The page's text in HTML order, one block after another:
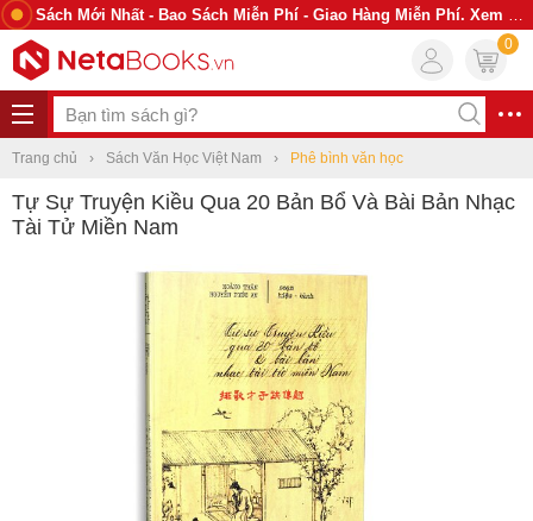
Sách Mới Nhất - Bao Sách Miễn Phí - Giao Hàng Miễn Phí. Xem Ngay
0
Trang chủ Sách Văn Học Việt Nam Phê bình văn học
Tự Sự Truyện Kiều Qua 20 Bản Bổ Và Bài Bản Nhạc
Tài Tử Miền Nam